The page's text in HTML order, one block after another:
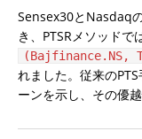
Sensex30とNasdaq
(Bajfinance.NS,
れました。従来の
ーンを示し、その優